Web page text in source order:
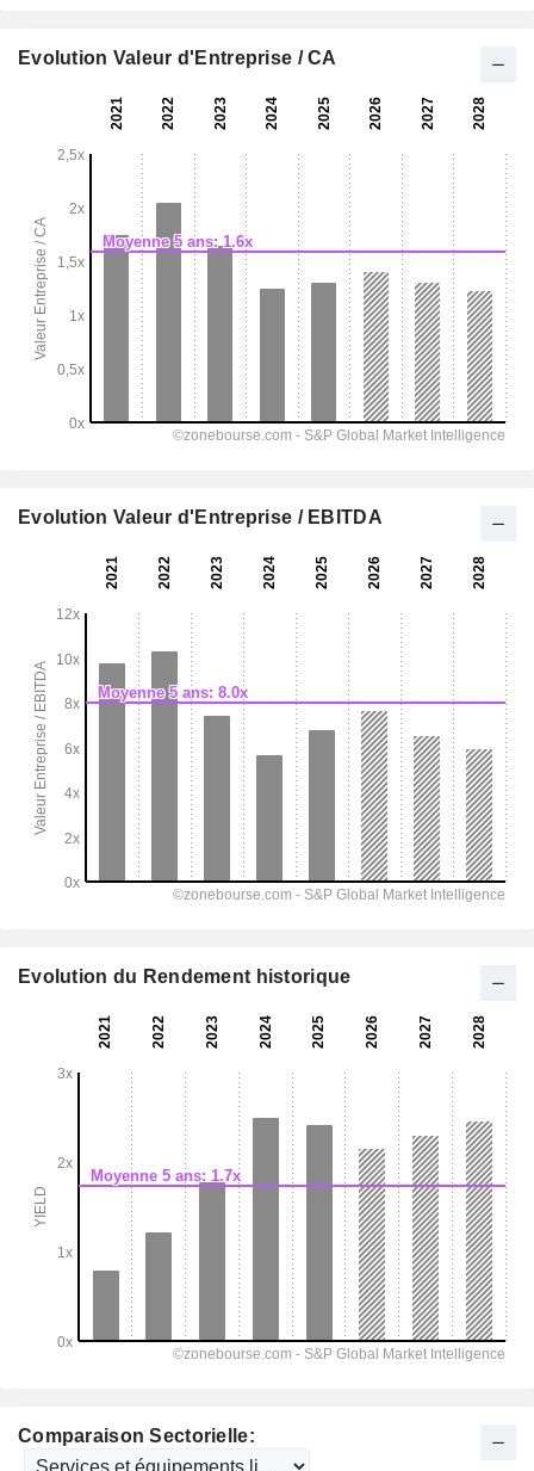
Comparaison Sectorielle:
Evolution Valeur d'Entreprise / CA
Evolution Valeur d'Entreprise / EBITDA
Evolution du Rendement historique